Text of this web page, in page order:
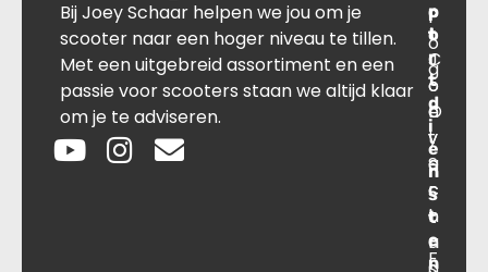
Bij Joey Schaar helpen we jou om je
scooter naar een hoger niveau te tillen.
Met een uitgebreid assortiment en een
passie voor scooters staan we altijd klaar
om je te adviseren.
p
o
r
t
d
i
e
n
s
t
e
n
l
o
g
O
v
e
r
o
n
r
t
C
o
n
t
a
c
t
F
c
t
J
o
e
y
S
c
h
a